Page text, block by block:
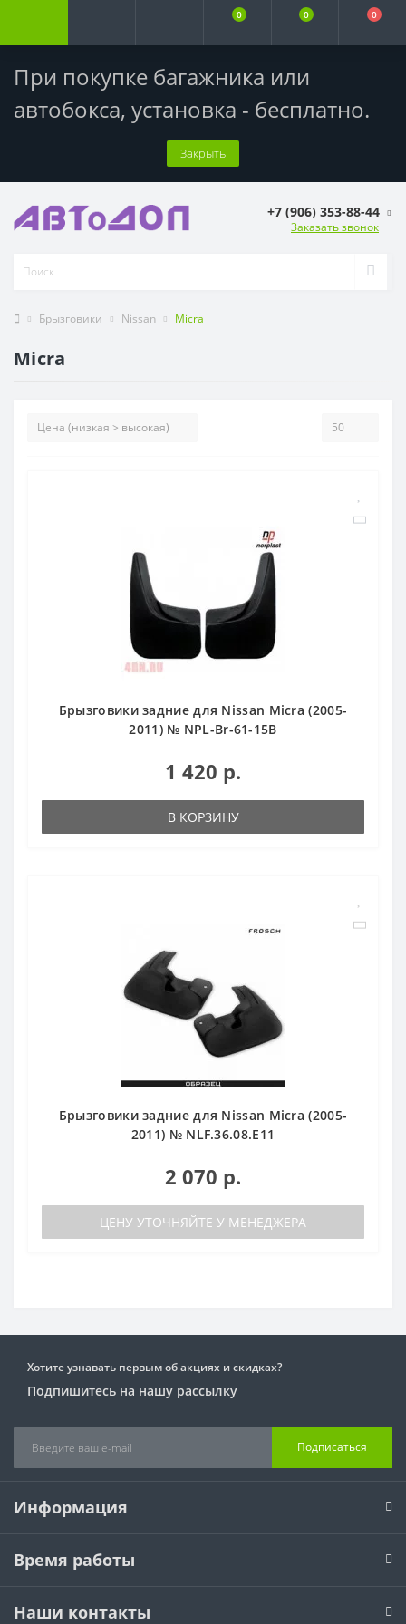
При покупке багажника или
автобокса, установка - бесплатно.
Закрыть
0 0 0
+7 (906) 353-88-44
Заказать звонок
Брызговики Nissan Micra
Micra
Брызговики задние для Nissan Micra (2005-
2011) № NPL-Br-61-15B
1 420 р.
В КОРЗИНУ
Брызговики задние для Nissan Micra (2005-
2011) № NLF.36.08.E11
2 070 р.
ЦЕНУ УТОЧНЯЙТЕ У МЕНЕДЖЕРА
Хотите узнавать первым об акциях и скидках?
Подпишитесь на нашу рассылку
Подписаться
Информация
Время работы
Наши контакты